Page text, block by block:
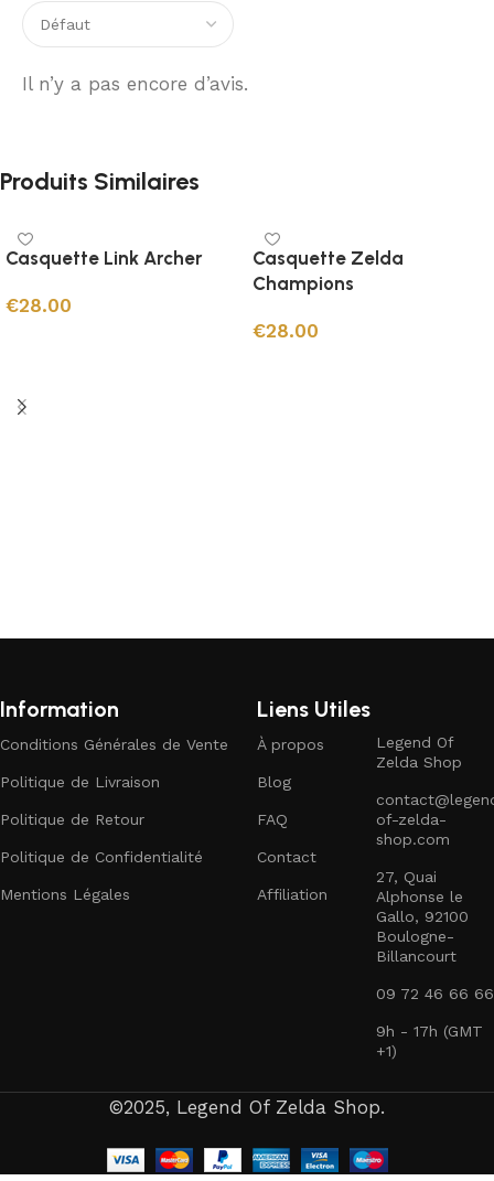
Il n’y a pas encore d’avis.
Produits Similaires
Casquette Link Archer
€28.00
Casquette Zelda
Champions
€28.00
Information
Conditions Générales de Vente
Politique de Livraison
Politique de Retour
Politique de Confidentialité
Mentions Légales
Liens Utiles
À propos
Blog
FAQ
Contact
Affiliation
Legend Of
Zelda Shop
of-zelda-
shop.com
27, Quai
Alphonse le
Gallo, 92100
Boulogne-
Billancourt
09 72 46 66 66
9h - 17h (GMT
+1)
©2025, Legend Of Zelda Shop.